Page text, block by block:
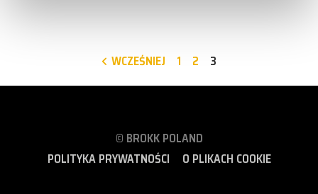
WCZEŚNIEJ 1 2 3
© BROKK POLAND
POLITYKA PRYWATNOŚCI
O PLIKACH COOKIE